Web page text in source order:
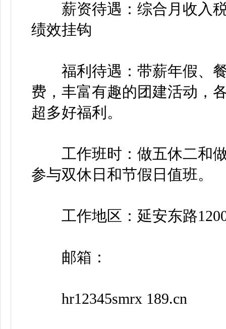
薪资待遇：综合月收入税
绩效挂钩
福利待遇：带薪年假、餐
费，丰富有趣的团建活动，
超多好福利。
工作班时：做五休二和做
参与双休日和节假日值班。
工作地区：延安东路1200
邮箱：
hr12345smrx 189.cn